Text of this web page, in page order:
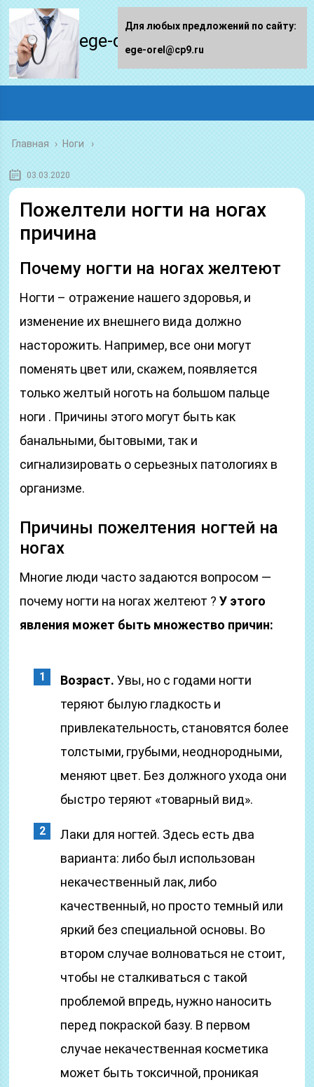
ege-orel.ru
Главная › Ноги
03.03.2020
Пожелтели ногти на ногах
причина
Почему ногти на ногах желтеют
Ногти – отражение нашего здоровья, и
изменение их внешнего вида должно
насторожить. Например, все они могут
поменять цвет или, скажем, появляется
только желтый ноготь на большом пальце
ноги . Причины этого могут быть как
банальными, бытовыми, так и
сигнализировать о серьезных патологиях в
организме.
Причины пожелтения ногтей на
ногах
Многие люди часто задаются вопросом —
почему ногти на ногах желтеют ?У этого
явления может быть множество причин:
Возраст. Увы, но с годами ногти
теряют былую гладкость и
привлекательность, становятся более
толстыми, грубыми, неоднородными,
меняют цвет. Без должного ухода они
быстро теряют «товарный вид».
Лаки для ногтей. Здесь есть два
варианта: либо был использован
некачественный лак, либо
качественный, но просто темный или
яркий без специальной основы. Во
втором случае волноваться не стоит,
чтобы не сталкиваться с такой
проблемой впредь, нужно наносить
перед покраской базу. В первом
случае некачественная косметика
может быть токсичной, проникая
Для любых предложений по сайту:
ege-orel@cp9.ru